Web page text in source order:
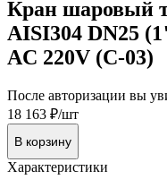
Кран шаровый
AISI304 DN25
AC 220V (С-03)
После авторизации вы
18 163 ₽/шт
В корзину
Характеристики